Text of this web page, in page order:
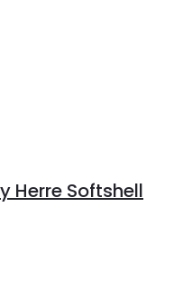
Herre Softshell